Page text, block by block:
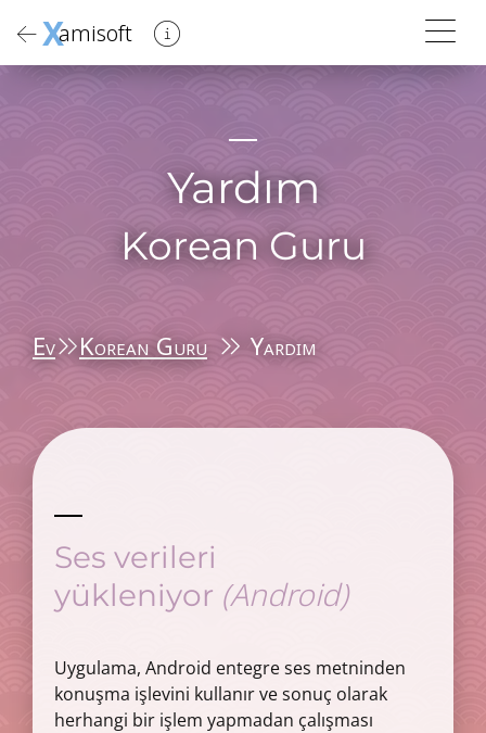
Xamisoft
Yardım
Korean Guru
Ev Korean Guru Yardım
Ses verileri
yükleniyor (Android)
Uygulama, Android entegre ses metninden
konuşma işlevini kullanır ve sonuç olarak
herhangi bir işlem yapmadan çalışması